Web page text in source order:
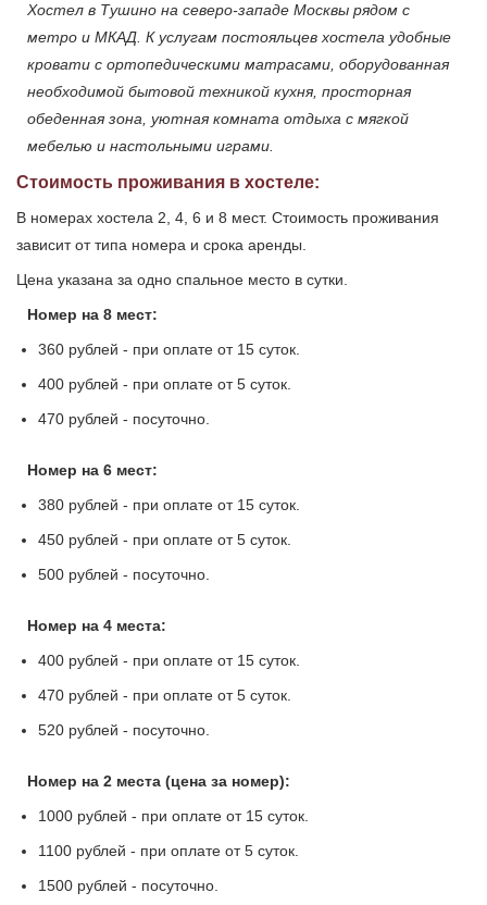
Хостел в Тушино на северо-западе Москвы рядом с
метро и МКАД. К услугам постояльцев хостела удобные
кровати с ортопедическими матрасами, оборудованная
необходимой бытовой техникой кухня, просторная
обеденная зона, уютная комната отдыха с мягкой
мебелью и настольными играми.
Стоимость проживания в хостеле:
В номерах хостела 2, 4, 6 и 8 мест. Стоимость проживания
зависит от типа номера и срока аренды.
Цена указана за одно спальное место в сутки.
Номер на 8 мест:
360 рублей - при оплате от 15 суток.
400 рублей - при оплате от 5 суток.
470 рублей - посуточно.
Номер на 6 мест:
380 рублей - при оплате от 15 суток.
450 рублей - при оплате от 5 суток.
500 рублей - посуточно.
Номер на 4 места:
400 рублей - при оплате от 15 суток.
470 рублей - при оплате от 5 суток.
520 рублей - посуточно.
Номер на 2 места (цена за номер):
1000 рублей - при оплате от 15 суток.
1100 рублей - при оплате от 5 суток.
1500 рублей - посуточно.